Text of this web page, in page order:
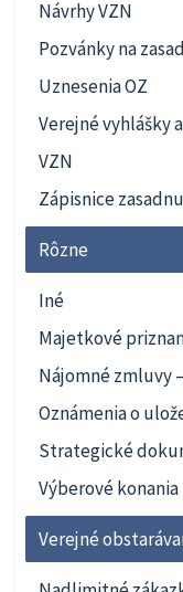
Návrhy VZN
Pozvánky na
Uznesenia OZ
Verejné vyhlášky
VZN
Zápisnice
Rôzne
Iné
Majetkové
Nájomné zmluvy
Oznámenia o
Strategické
Výberové konania
Verejné